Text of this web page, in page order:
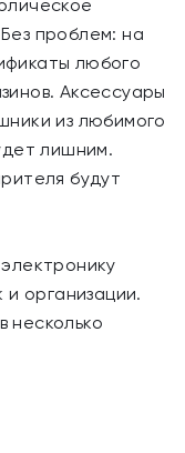
проблем: на
любого
Аксессуары
из любимого
лишним.
будут
и организации.
несколько